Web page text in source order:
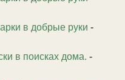
в добрые руки -
в поисках дома. -